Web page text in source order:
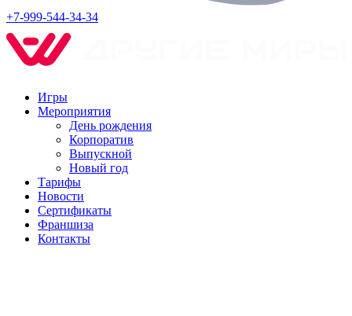
+7-999-544-34-34
Игры
Мероприятия
День рождения
Корпоратив
Выпускной
Новый год
Тарифы
Новости
Сертификаты
Франшиза
Контакты